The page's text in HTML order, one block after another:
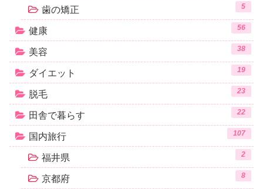
歯の矯正 5
健康 56
美容 38
ダイエット 19
脱毛 23
田舎で暮らす 22
国内旅行 107
福井県 2
京都府 8